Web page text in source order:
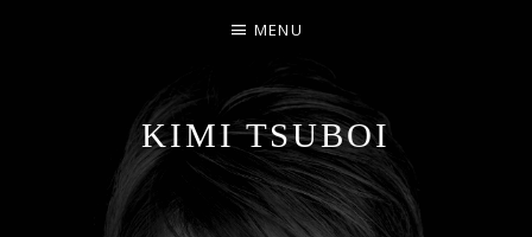
KIMI TSUBOI
名古屋のJAZZ PIANIST
MENU